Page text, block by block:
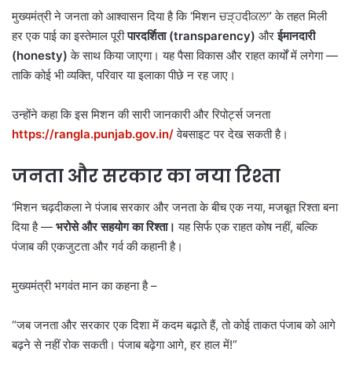
मुख्यमंत्री ने जनता को आश्वासन दिया है कि ‘मिशन ਚੜ੍ਹदीਕਲਾ’ के तहत मिली
हर एक पाई का इस्तेमाल पूरीपारदर्शिता (transparency) औरईमानदारी
(honesty) के साथ किया जाएगा। यह पैसा विकास और राहत कार्यों में लगेगा —
ताकि कोई भी व्यक्ति, परिवार या इलाका पीछे न रह जाए।
उन्होंने कहा कि इस मिशन की सारी जानकारी और रिपोर्ट्स जनता
https://rangla.punjab.gov.in/वेबसाइट पर देख सकती है।
जनता और सरकार का नया रिश्ता
‘मिशन चढ़दीकला ने पंजाब सरकार और जनता के बीच एक नया, मजबूत रिश्ता बना
दिया है — भरोसे और सहयोग का रिश्ता। यह सिर्फ एक राहत कोष नहीं, बल्कि
पंजाब की एकजुटता और गर्व की कहानी है।
मुख्यमंत्री भगवंत मान का कहना है –
“जब जनता और सरकार एक दिशा में कदम बढ़ाते हैं, तो कोई ताकत पंजाब को आगे
बढ़ने से नहीं रोक सकती। पंजाब बढ़ेगा आगे, हर हाल में!”